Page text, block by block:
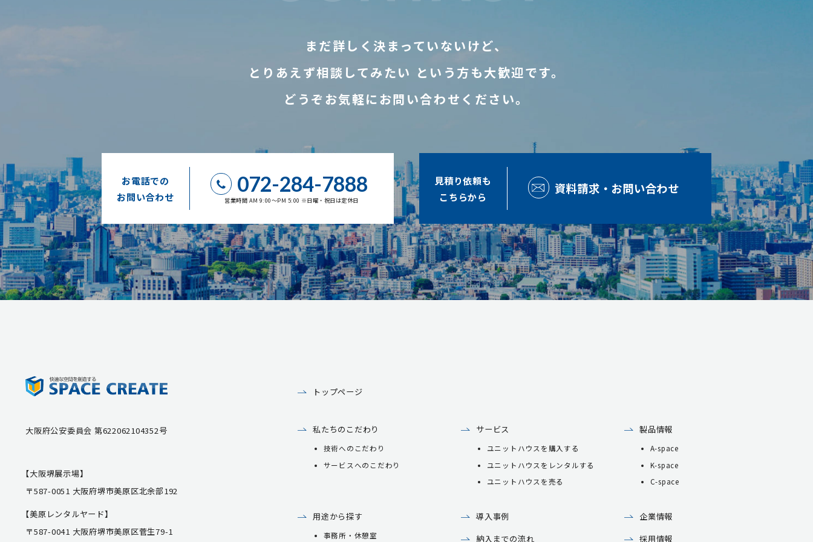
まだ詳しく決まっていないけど、
とりあえず相談してみたい という方も大歓迎です。
どうぞお気軽にお問い合わせください。
お電話での
お問い合わせ
072-284-7888
営業時間 AM 9:00～PM 5:00 ※日曜・祝日は定休日
見積り依頼も
こちらから
資料請求・お問い合わせ
大阪府公安委員会 第622062104352号
【大阪堺展示場】
〒587-0051 大阪府堺市美原区北余部192
【美原レンタルヤード】
〒587-0041 大阪府堺市美原区菅生79-1
トップページ
私たちのこだわり
技術へのこだわり
サービスへのこだわり
サービス
ユニットハウスを購入する
ユニットハウスをレンタルする
ユニットハウスを売る
製品情報
A-space
K-space
C-space
用途から探す
事務所・休憩室
導入事例
納入までの流れ
企業情報
採用情報